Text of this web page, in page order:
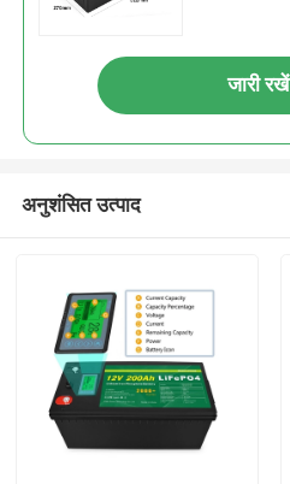
जारी रखें
अनुशंसित उत्पाद